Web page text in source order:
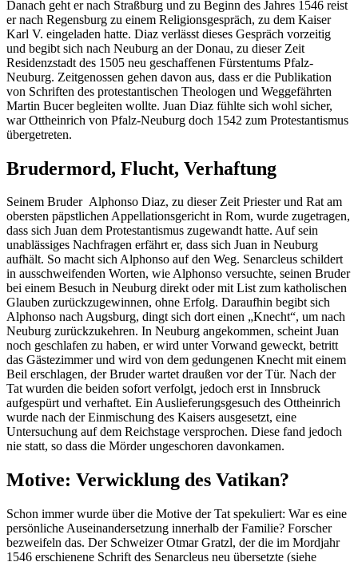
Danach geht er nach Straßburg und zu Beginn des Jahres 1546 reist
er nach Regensburg zu einem Religionsgespräch, zu dem Kaiser
Karl V. eingeladen hatte. Diaz verlässt dieses Gespräch vorzeitig
und begibt sich nach Neuburg an der Donau, zu dieser Zeit
Residenzstadt des 1505 neu geschaffenen Fürstentums Pfalz-
Neuburg. Zeitgenossen gehen davon aus, dass er die Publikation
von Schriften des protestantischen Theologen und Weggefährten
Martin Bucer begleiten wollte. Juan Diaz fühlte sich wohl sicher,
war Ottheinrich von Pfalz-Neuburg doch 1542 zum Protestantismus
übergetreten.
Brudermord, Flucht, Verhaftung
Seinem Bruder Alphonso Diaz, zu dieser Zeit Priester und Rat am
obersten päpstlichen Appellationsgericht in Rom, wurde zugetragen,
dass sich Juan dem Protestantismus zugewandt hatte. Auf sein
unablässiges Nachfragen erfährt er, dass sich Juan in Neuburg
aufhält. So macht sich Alphonso auf den Weg. Senarcleus schildert
in ausschweifenden Worten, wie Alphonso versuchte, seinen Bruder
bei einem Besuch in Neuburg direkt oder mit List zum katholischen
Glauben zurückzugewinnen, ohne Erfolg. Daraufhin begibt sich
Alphonso nach Augsburg, dingt sich dort einen „Knecht“, um nach
Neuburg zurückzukehren. In Neuburg angekommen, scheint Juan
noch geschlafen zu haben, er wird unter Vorwand geweckt, betritt
das Gästezimmer und wird von dem gedungenen Knecht mit einem
Beil erschlagen, der Bruder wartet draußen vor der Tür. Nach der
Tat wurden die beiden sofort verfolgt, jedoch erst in Innsbruck
aufgespürt und verhaftet. Ein Auslieferungsgesuch des Ottheinrich
wurde nach der Einmischung des Kaisers ausgesetzt, eine
Untersuchung auf dem Reichstage versprochen. Diese fand jedoch
nie statt, so dass die Mörder ungeschoren davonkamen.
Motive: Verwicklung des Vatikan?
Schon immer wurde über die Motive der Tat spekuliert: War es eine
persönliche Auseinandersetzung innerhalb der Familie? Forscher
bezweifeln das. Der Schweizer Otmar Gratzl, der die im Mordjahr
1546 erschienene Schrift des Senarcleus neu übersetzte (siehe